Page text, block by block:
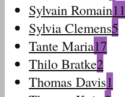
Sylvain Romain11
Sylvia Clemens5
Tante Maria17
Thilo Bratke2
Thomas Davis1